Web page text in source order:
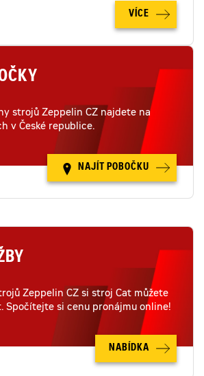
VÍCE
strojů Zeppelin CZ najdete na
v České republice.
NAJÍT POBOČKU
Zeppelin CZ si stroj Cat můžete
Spočítejte si cenu pronájmu online!
NABÍDKA